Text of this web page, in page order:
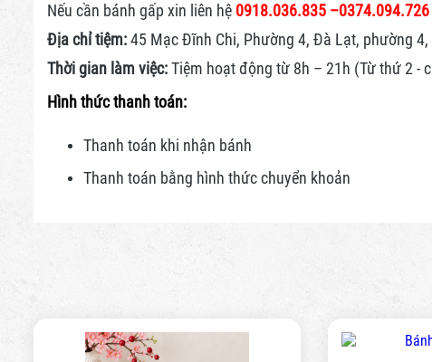
Nếu cần bánh gấp xin liên hệ 0918.036.835 –0374.094.726
Địa chỉ tiệm:45 Mạc Đĩnh Chi, Phường 4, Đà Lạt, phường
Thời gian làm việc:Tiệm hoạt động từ 8h – 21h (Từ thứ 2 -
Hình thức thanh toán:
Thanh toán khi nhận bánh
Thanh toán bằng hình thứcchuyển khoản